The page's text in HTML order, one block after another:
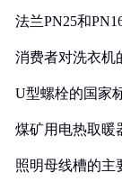
法兰PN25和
消费者对洗衣机
U型螺栓的国家
煤矿用电热取暖
照明母线槽的主